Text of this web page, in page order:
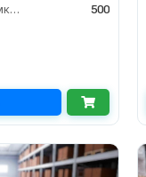
Объём буферной ёмкости (л)
500